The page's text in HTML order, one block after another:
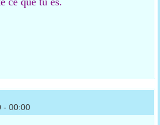
- 00:00